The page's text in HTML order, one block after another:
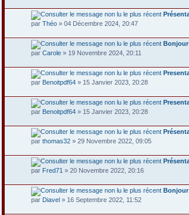
par Théo » 04 Décembre 2024, 20:47
par Carole » 19 Novembre 2024, 20:11
par Benoitpdf64 » 15 Janvier 2023, 20:28
par Benoitpdf64 » 15 Janvier 2023, 20:28
par thomas32 » 29 Novembre 2022, 09:05
par Fred71 » 20 Novembre 2022, 20:16
par Diavel » 16 Septembre 2022, 11:52